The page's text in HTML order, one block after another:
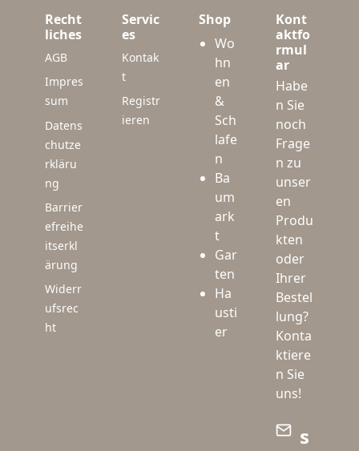
Recht
liches
AGB
Impres
sum
Datens
chutze
rkläru
ng
Barrier
efreihe
itserkl
ärung
Widerr
ufsrec
ht
Servic
es
Kontak
t
Registr
ieren
Shop
Wo
hn
en
&
Sch
lafe
n
Ba
um
ark
t
Gar
ten
Ha
usti
er
Kont
aktfo
rmul
ar
Habe
n Sie
noch
Frage
n zu
unser
en
Produ
kten
oder
Ihrer
Bestel
lung?
Konta
ktiere
n Sie
uns!
s